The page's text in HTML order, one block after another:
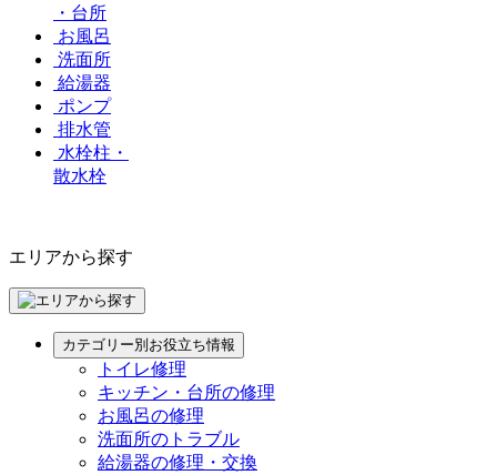
・台所
お風呂
洗面所
給湯器
ポンプ
排水管
水栓柱・
散水栓
エリアから探す
カテゴリー別お役立ち情報
トイレ修理
キッチン・台所の修理
お風呂の修理
洗面所のトラブル
給湯器の修理・交換